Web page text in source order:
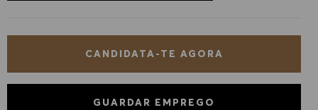
CANDIDATA-TE AGORA
GUARDAR EMPREGO